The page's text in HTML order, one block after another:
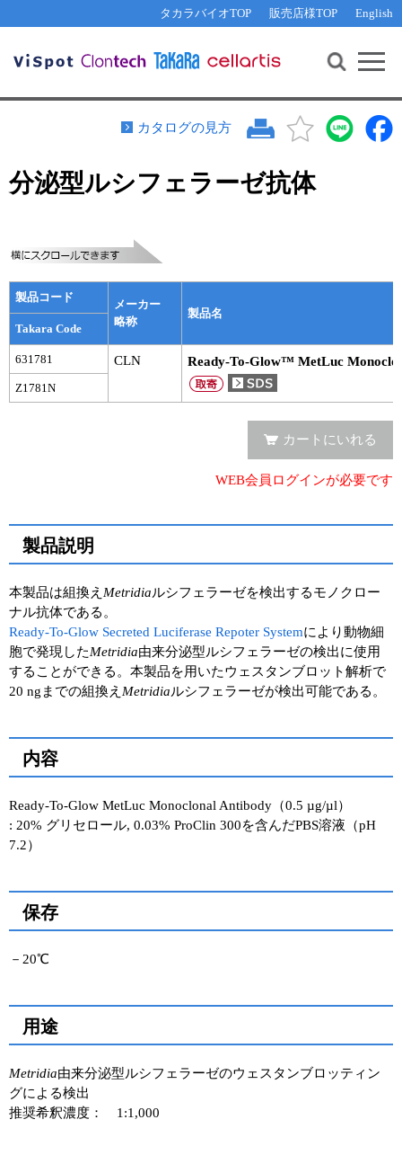
タカラバイオTOP 販売店様TOP English
機能解析・サイレンシング
PCR・等温増幅
装置・ソフトウェア
サンプル請求
その他 ライセンスに関するご相談
遺伝子組換え生物該当製品
研究支援ツール
Cut-Site Navigator 制限酵素切断サイトの検索
In-Fusion Cloning プライマー設計
抗体検索サイト
プライマー・プローブ検索・注文
機器ソフトウェア・ベクター配列ダウンロード
実験ガイド
遺伝子検査ガイド（食品・水質・家畜他）
幹細胞・再生医療研究ガイド
クローニング実験ガイド
細胞選択ガイド
エピジェネティクス実験ガイド
アプリケーションノート
ユーザーズボイス集
Q&A
お問い合わせ WEB会員登録
カタログの見方
分泌型ルシフェラーゼ抗体
製品コード
メーカー
略称
製品名
Takara Code
631781 CLN Ready-To-Glow™ MetLuc
Z1781N
カートにいれる
WEB会員ログインが必要です
製品説明
本製品は組換え Metridiaルシフェラーゼを検出するモノクロー
ナル抗体である。
Ready-To-Glow Secreted Luciferase Repoter Systemにより動物細
胞で発現したMetridia由来分泌型ルシフェラーゼの検出に使用
することができる。本製品を用いたウェスタンブロット解析で
20 ngまでの組換え Metridiaルシフェラーゼが検出可能である。
内容
Ready-To-Glow MetLuc Monoclonal Antibody（0.5 µg/µl）
: 20% グリセロール, 0.03% ProClin 300を含んだPBS溶液（pH
7.2）
保存
－20℃
用途
Metridia由来分泌型ルシフェラーゼのウェスタンブロッティン
グによる検出
推奨希釈濃度： 1:1,000